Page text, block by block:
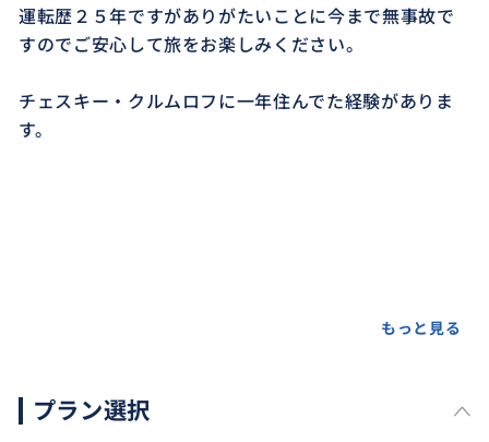
運転歴２５年ですがありがたいことに今まで無事故で
すのでご安心して旅をお楽しみください。
チェスキー・クルムロフに一年住んでた経験がありま
す。
もっと見る
プラン選択